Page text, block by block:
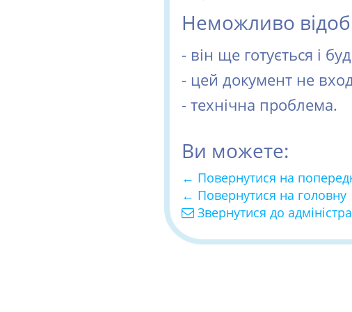
Неможливо
- він ще готується і
- цей документ не
- технічна проблема.
Ви можете:
← Повернутися на
← Повернутися на головну
Звернутися до